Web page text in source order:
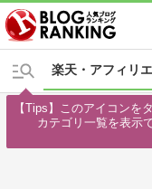
楽天・アフィリ
【Tips】このアイコンを
カテゴリ一覧を表示